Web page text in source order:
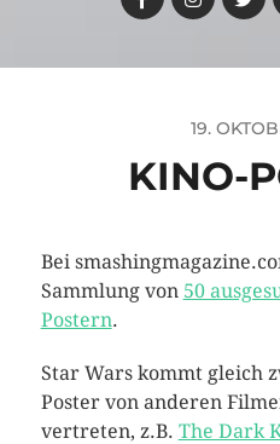
19.
KINO-
Bei
Sammlung von 50
Postern.
Star Wars kommt gleich
Poster von anderen
vertreten, z.B. The Dark